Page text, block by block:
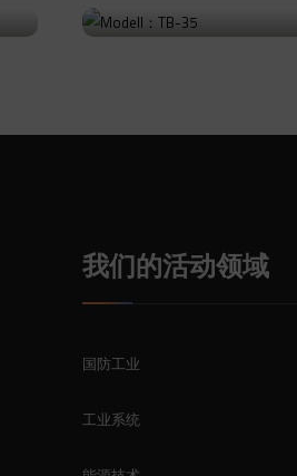
我们的活动领域
国防工业
工业系统